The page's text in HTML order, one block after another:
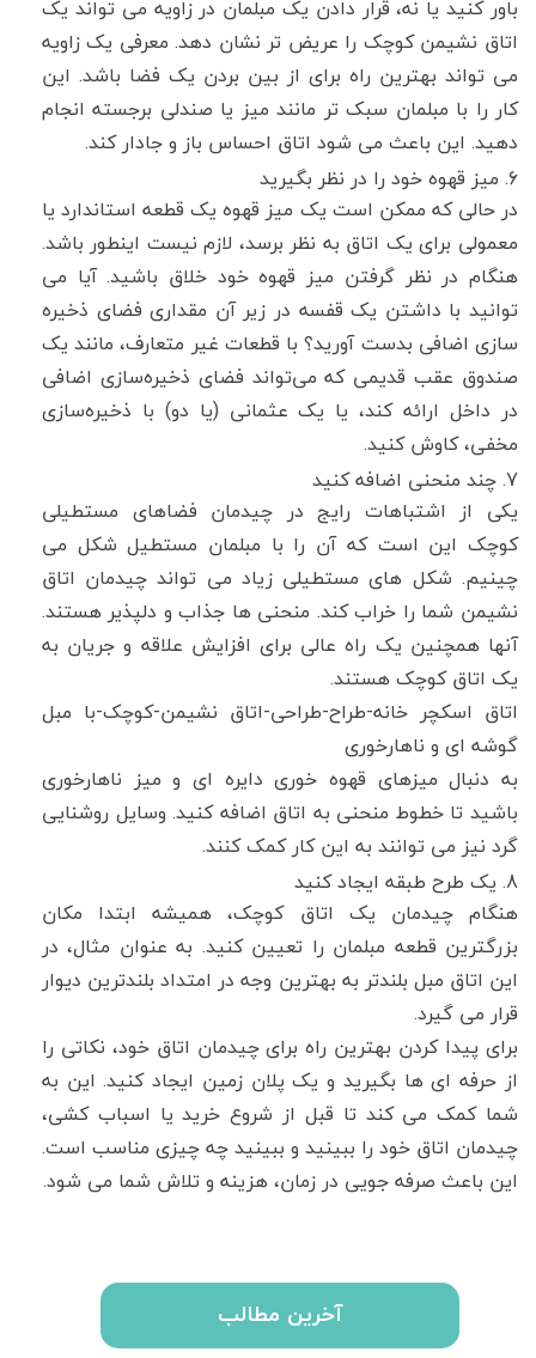
باور کنید یا نه، قرار دادن یک مبلمان در زاویه می تواند یک
اتاق نشیمن کوچک را عریض تر نشان دهد. معرفی یک زاویه
می تواند بهترین راه برای از بین بردن یک فضا باشد. این
کار را با مبلمان سبک تر مانند میز یا صندلی برجسته انجام
دهید. این باعث می شود اتاق احساس باز و جادار کند.
6. میز قهوه خود را در نظر بگیرید
در حالی که ممکن است یک میز قهوه یک قطعه استاندارد یا
معمولی برای یک اتاق به نظر برسد، لازم نیست اینطور باشد.
هنگام در نظر گرفتن میز قهوه خود خلاق باشید. آیا می
توانید با داشتن یک قفسه در زیر آن مقداری فضای ذخیره
سازی اضافی بدست آورید؟ با قطعات غیر متعارف، مانند یک
صندوق عقب قدیمی که می‌تواند فضای ذخیره‌سازی اضافی
در داخل ارائه کند، یا یک عثمانی (یا دو) با ذخیره‌سازی
مخفی، کاوش کنید.
7. چند منحنی اضافه کنید
یکی از اشتباهات رایج در چیدمان فضاهای مستطیلی
کوچک این است که آن را با مبلمان مستطیل شکل می
چینیم. شکل های مستطیلی زیاد می تواند چیدمان اتاق
نشیمن شما را خراب کند. منحنی ها جذاب و دلپذیر هستند.
آنها همچنین یک راه عالی برای افزایش علاقه و جریان به
یک اتاق کوچک هستند.
اتاق اسکچر خانه-طراح-طراحی-اتاق نشیمن-کوچک-با مبل
گوشه ای و ناهارخوری
به دنبال میزهای قهوه خوری دایره ای و میز ناهارخوری
باشید تا خطوط منحنی به اتاق اضافه کنید. وسایل روشنایی
گرد نیز می توانند به این کار کمک کنند.
8. یک طرح طبقه ایجاد کنید
هنگام چیدمان یک اتاق کوچک، همیشه ابتدا مکان
بزرگترین قطعه مبلمان را تعیین کنید. به عنوان مثال، در
این اتاق مبل بلندتر به بهترین وجه در امتداد بلندترین دیوار
قرار می گیرد.
برای پیدا کردن بهترین راه برای چیدمان اتاق خود، نکاتی را
از حرفه ای ها بگیرید و یک پلان زمین ایجاد کنید. این به
شما کمک می کند تا قبل از شروع خرید یا اسباب کشی،
چیدمان اتاق خود را ببینید و ببینید چه چیزی مناسب است.
این باعث صرفه جویی در زمان، هزینه و تلاش شما می شود.
آخرین مطالب